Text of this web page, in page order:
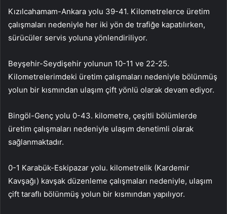
Kızılcahamam-Ankara yolu 39-41. Kilometrelerce üretim
çalışmaları nedeniyle her iki yön de trafiğe kapatılırken,
sürücüler servis yoluna yönlendiriliyor.
Beyşehir-Seydişehir yolunun 10-11 ve 22-25.
Kilometrelerimdeki üretim çalışmaları nedeniyle bölünmüş
yolun bir kısmından ulaşım çift yönlü olarak devam ediyor.
Bingöl-Genç yolu 0-43. kilometre, çeşitli bölümlerde
üretim çalışmaları nedeniyle ulaşım denetimli olarak
sağlanmaktadır.
0-1 Karabük-Eskipazar yolu. kilometrelik (Kardemir
Kavşağı) kavşak düzenleme çalışmaları nedeniyle, ulaşım
çift taraflı bölünmüş yolun bir kısmından yapılıyor.